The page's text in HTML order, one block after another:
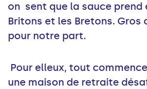
on sent que la sauce prend
Britons et les Bretons.
pour notre part.
Pour elleux, tout
une maison de retraite